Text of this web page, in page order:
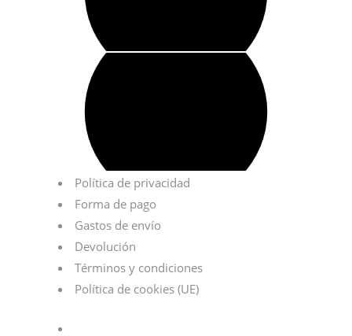
Política de privacidad
Forma de pago
Gastos de envío
Devolución
Términos y condiciones
Política de cookies (UE)